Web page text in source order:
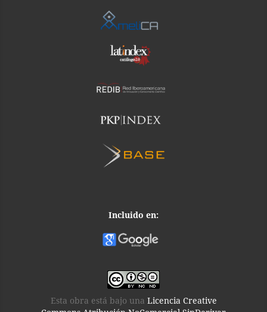
Incluido en:
Esta obra está bajo una Licencia Creative